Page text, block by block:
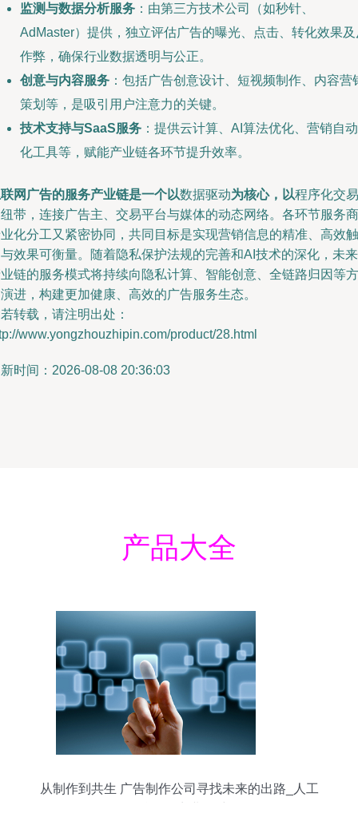
监测与数据分析服务 ：由第三方技术公司（如秒针、
AdMaster）提供，独立评估广告的曝光、点击、转化效果及
作弊，确保行业数据透明与公正。
创意与内容服务 ：包括广告创意设计、短视频制作、内容营
策划等，是吸引用户注意力的关键。
技术支持与SaaS服务 ：提供云计算、AI算法优化、营销自动
化工具等，赋能产业链各环节提升效率。
网广告的服务产业链是一个以数据驱动为核心，以程序化交
带，连接广告主、交易平台与媒体的动态网络。各环节服务商
化分工又紧密协同，共同目标是实现营销信息的精准、高效触
效果可衡量。随着隐私保护法规的完善和AI技术的深化，未来
链的服务模式将持续向隐私计算、智能创意、全链路归因等方
进，构建更加健康、高效的广告服务生态。
转载，请注明出处：
www.yongzhouzhipin.com/product/28.html
时间：2026-08-08 20:36:03
产品大全
从制作到共生 广告制作公司寻找未来的出路_人工